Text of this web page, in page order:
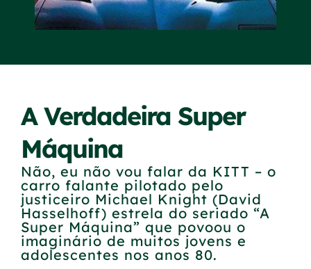
A Verdadeira Super
Máquina
Não, eu não vou falar da KITT – o
carro falante pilotado pelo
justiceiro Michael Knight (David
Hasselhoff) estrela do seriado “A
Super Máquina” que povoou o
imaginário de muitos jovens e
adolescentes nos anos 80.